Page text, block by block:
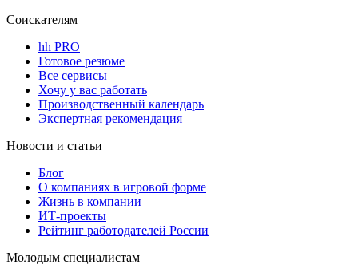
Соискателям
hh PRO
Готовое резюме
Все сервисы
Хочу у вас работать
Производственный календарь
Экспертная рекомендация
Новости и статьи
Блог
О компаниях в игровой форме
Жизнь в компании
ИТ-проекты
Рейтинг работодателей России
Молодым специалистам